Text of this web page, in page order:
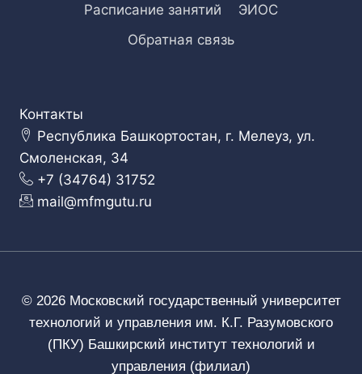
Расписание занятий
ЭИОС
Обратная связь
Контакты
Республика Башкортостан, г. Мелеуз, ул.
Смоленская, 34
+7 (34764) 31752
mail@mfmgutu.ru
© 2026 Московский государственный университет
технологий и управления им. К.Г. Разумовского
(ПКУ) Башкирский институт технологий и
управления (филиал)